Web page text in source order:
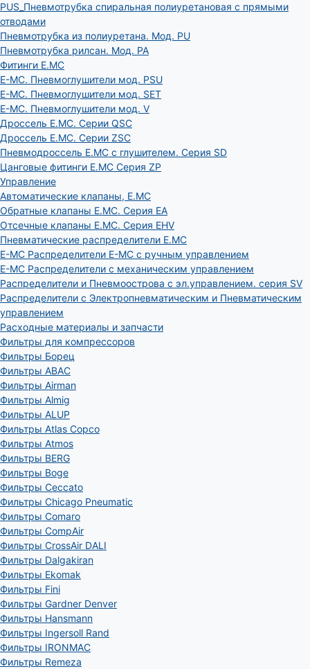
PUS_Пневмотрубка спиральная полиуретановая с прямыми
отводами
Пневмотрубка из полиуретана. Мод. РU
Пневмотрубка рилсан. Мод. PA
Фитинги E.MC
E-MC. Пневмоглушители мод. PSU
E-MC. Пневмоглушители мод. SET
E-MC. Пневмоглушители мод. V
Дроссель E.MC. Серии QSC
Дроссель E.MC. Серии ZSC
Пневмодроссель E.MC с глушителем. Серия SD
Цанговые фитинги E.MC Серия ZP
Управление
Автоматические клапаны, Е.МС
Обратные клапаны E.MC. Серия EA
Отсечные клапаны E.MC. Серия EHV
Пневматические распределители E.MC
E-MC Распределители E-MC с ручным управлением
E-MC Распределители с механическим управлением
Распределители и Пневмоострова с эл.управлением. серия SV
Распределители с Электропневматическим и Пневматическим
управлением
Расходные материалы и запчасти
Фильтры для компрессоров
Фильтры Борец
Фильтры ABAC
Фильтры Airman
Фильтры Almig
Фильтры ALUP
Фильтры Atlas Copco
Фильтры Atmos
Фильтры BERG
Фильтры Boge
Фильтры Ceccato
Фильтры Chicago Pneumatic
Фильтры Comaro
Фильтры CompAir
Фильтры CrossAir DALI
Фильтры Dalgakiran
Фильтры Ekomak
Фильтры Fini
Фильтры Gardner Denver
Фильтры Hansmann
Фильтры Ingersoll Rand
Фильтры IRONMAC
Фильтры Remeza